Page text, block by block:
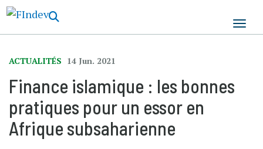
ACTUALITÉS 14 Jun. 2021
Finance islamique : les bonnes
pratiques pour un essor en
Afrique subsaharienne